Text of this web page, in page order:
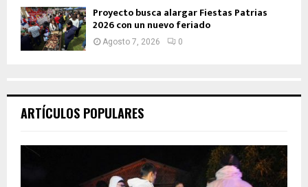
Proyecto busca alargar Fiestas Patrias
2026 con un nuevo feriado
Agosto 7, 2026 0
ARTÍCULOS POPULARES